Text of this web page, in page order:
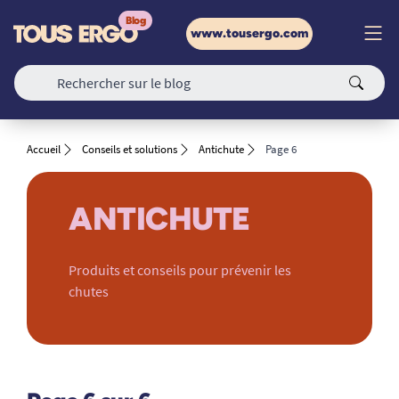
www.tousergo.com
Accueil Conseils et solutions Antichute Page 6
ANTICHUTE
Produits et conseils pour prévenir les
chutes